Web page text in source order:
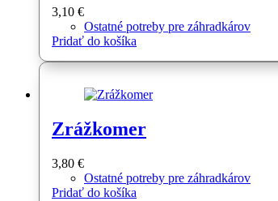
na
stránke
produktu.
3,10 €
Ostatné potreby pre záhradkárov
Pridať do košíka
Zrážkomer
3,80 €
Ostatné potreby pre záhradkárov
Pridať do košíka